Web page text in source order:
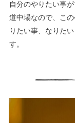
自分のやりたい事
道中場なので、こ
りたい事、なりた
す。